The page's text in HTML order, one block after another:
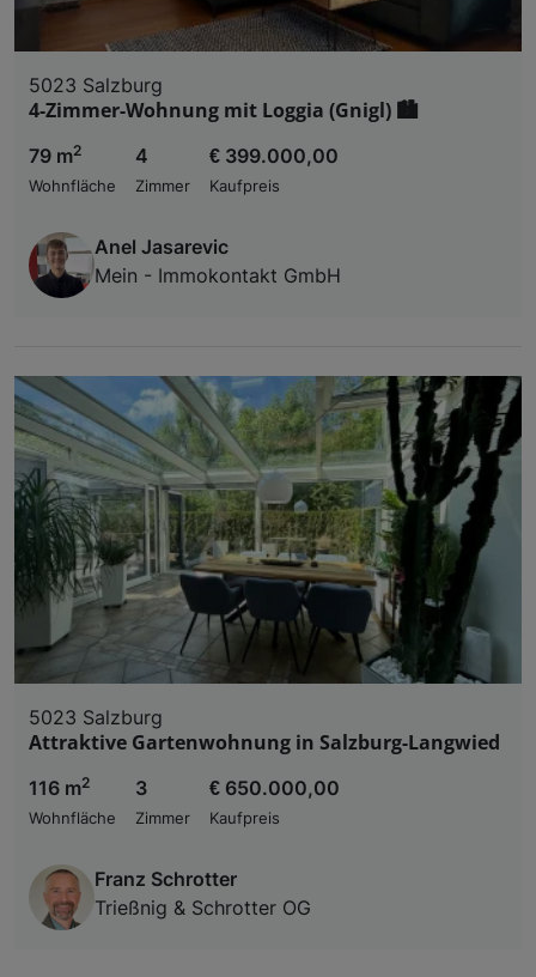
5023 Salzburg
4-Zimmer-Wohnung mit Loggia (Gnigl) 🏙️
79 m2
Wohnfläche
4
Zimmer
€ 399.000,00
Kaufpreis
Anel Jasarevic
Mein - Immokontakt GmbH
5023 Salzburg
Attraktive Gartenwohnung in Salzburg-Langwied
116 m2
Wohnfläche
3
Zimmer
€ 650.000,00
Kaufpreis
Franz Schrotter
Trießnig & Schrotter OG